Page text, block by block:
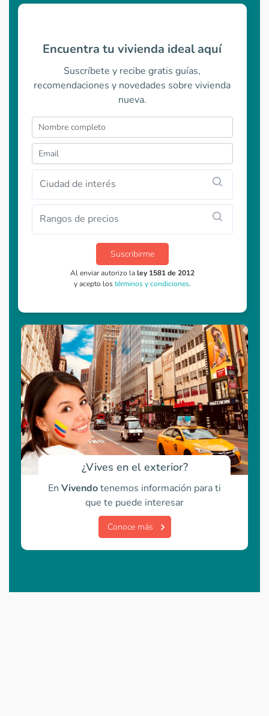
Encuentra tu vivienda ideal aquí
Suscríbete y recibe gratis guías,
recomendaciones y novedades sobre vivienda
nueva.
Ciudad de interés
Rangos de precios
Suscribirme
Al enviar autorizo laley 1581 de 2012
y acepto lostérminos y condiciones.
¿Vives en el exterior?
En Vivendotenemos información para ti
que te puede interesar
Conoce más